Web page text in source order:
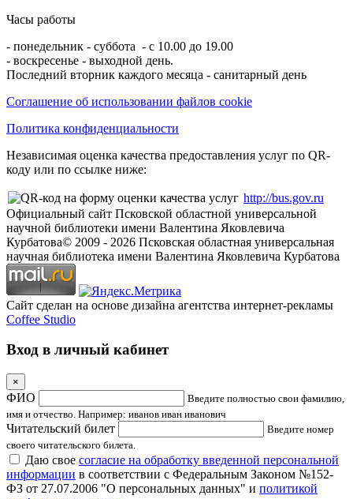
Часы работы
- понедельник - суббота - с 10.00 до 19.00
- воскресенье - выходной день.
Последний вторник каждого месяца - санитарный день
Соглашение об использовании файлов cookie
Политика конфиденциальности
Независимая оценка качества предоставления услуг по QR-
коду или по ссылке ниже:
http://bus.gov.ru
Официальный сайт Псковской областной универсальной
научной библиотеки имени Валентина Яковлевича
Курбатова© 2009 - 2026 Псковская областная универсальная
научная библиотека имени Валентина Яковлевича Курбатова
Сайт сделан на основе дизайна агентства интернет-рекламы
Coffee Studio
Вход в личный кабинет
×
ФИО
Введите полностью свои фамилию,
имя и отчество. Например: иванов иван иванович
Читательский билет
Введите номер
своего читательского билета.
Даю свое согласие на обработку введенной персональной
информации в соответствии с Федеральным Законом №152-
ФЗ от 27.07.2006 "О персональных данных" и политикой